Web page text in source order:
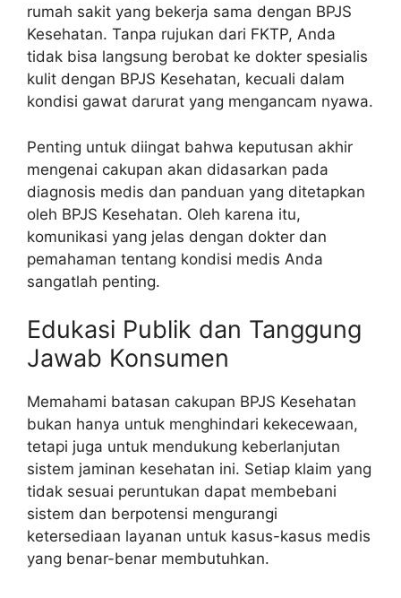
rumah sakit yang bekerja sama dengan BPJS
Kesehatan. Tanpa rujukan dari FKTP, Anda
tidak bisa langsung berobat ke dokter spesialis
kulit dengan BPJS Kesehatan, kecuali dalam
kondisi gawat darurat yang mengancam nyawa.
Penting untuk diingat bahwa keputusan akhir
mengenai cakupan akan didasarkan pada
diagnosis medis dan panduan yang ditetapkan
oleh BPJS Kesehatan. Oleh karena itu,
komunikasi yang jelas dengan dokter dan
pemahaman tentang kondisi medis Anda
sangatlah penting.
Edukasi Publik dan Tanggung
Jawab Konsumen
Memahami batasan cakupan BPJS Kesehatan
bukan hanya untuk menghindari kekecewaan,
tetapi juga untuk mendukung keberlanjutan
sistem jaminan kesehatan ini. Setiap klaim yang
tidak sesuai peruntukan dapat membebani
sistem dan berpotensi mengurangi
ketersediaan layanan untuk kasus-kasus medis
yang benar-benar membutuhkan.